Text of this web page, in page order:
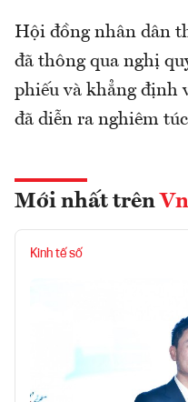
Hội đồng nhân dân
đã thông qua nghị
phiếu và khẳng định
đã diễn ra nghiêm
Mới nhất trên
Kinh tế số